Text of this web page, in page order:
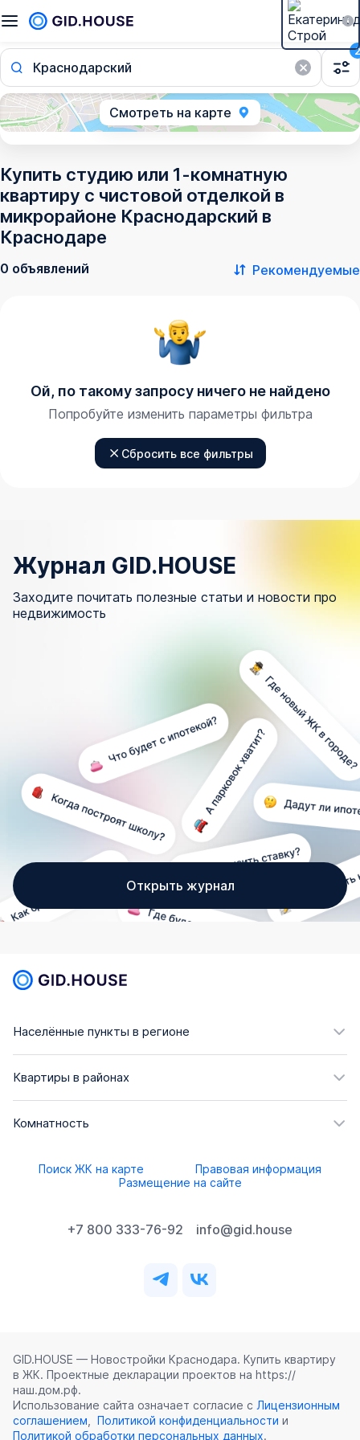
Краснодарский
2
Смотреть на карте
Купить студию или 1-комнатную
квартиру с чистовой отделкой в
микрорайоне Краснодарский в
Краснодаре
0 объявлений Рекомендуемые
Ой, по такому запросу ничего не найдено
Попробуйте изменить параметры фильтра
Сбросить все фильтры
Журнал GID.HOUSE
Заходите почитать полезные статьи и новости про
недвижимость
Открыть журнал
Населённые пункты в регионе
Квартиры в районах
Комнатность
Поиск ЖК на карте
Правовая информация
Размещение на сайте
+7 800 333-76-92 info@gid.house
GID.HOUSE — Новостройки Краснодара. Купить квартиру
в ЖК. Проектные декларации проектов на https://
наш.дом.рф.
Использование сайта означает согласие с Лицензионным
соглашением
Политикой конфиденциальности и
Политикой обработки персональных данных.